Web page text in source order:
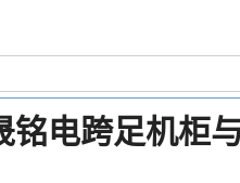
电跨足机柜